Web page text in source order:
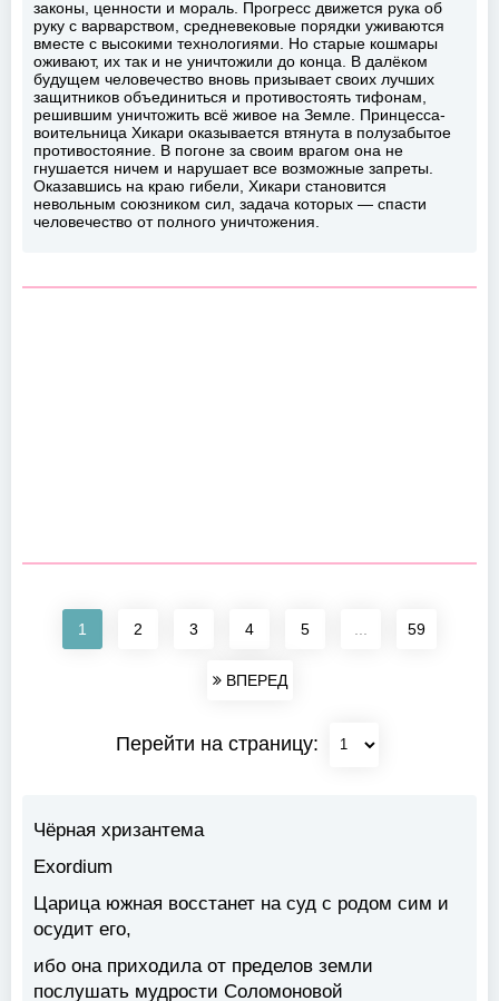
законы, ценности и мораль. Прогресс движется рука об
руку с варварством, средневековые порядки уживаются
вместе с высокими технологиями. Но старые кошмары
оживают, их так и не уничтожили до конца. В далёком
будущем человечество вновь призывает своих лучших
защитников объединиться и противостоять тифонам,
решившим уничтожить всё живое на Земле. Принцесса-
воительница Хикари оказывается втянута в полузабытое
противостояние. В погоне за своим врагом она не
гнушается ничем и нарушает все возможные запреты.
Оказавшись на краю гибели, Хикари становится
невольным союзником сил, задача которых — спасти
человечество от полного уничтожения.
1 2 3 4 5 59
ВПЕРЕД
Перейти на страницу:
Чёрная хризантема
Exordium
Царица южная восстанет на суд с родом сим и
осудит его,
ибо она приходила от пределов земли
послушать мудрости Соломоновой